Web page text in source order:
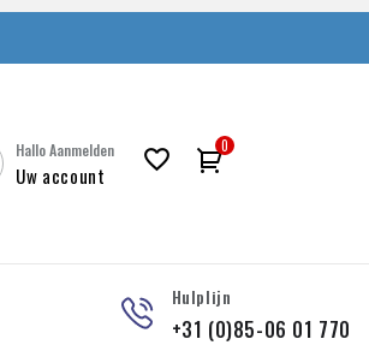
Hallo Aanmelden
Uw account
 0
Hulplijn
+31 (0)85-06 01 770